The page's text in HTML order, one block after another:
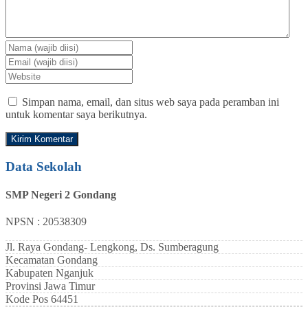
Simpan nama, email, dan situs web saya pada peramban ini
untuk komentar saya berikutnya.
Data Sekolah
SMP Negeri 2 Gondang
NPSN : 20538309
Jl. Raya Gondang- Lengkong, Ds. Sumberagung
Kecamatan Gondang
Kabupaten Nganjuk
Provinsi Jawa Timur
Kode Pos 64451